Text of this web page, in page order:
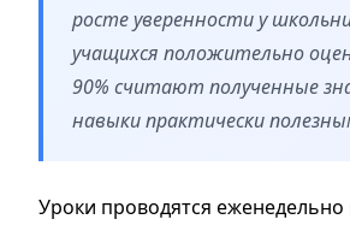
росте уверенности у
учащихся положительно
90% считают полученные
навыки практически
Уроки проводятся еженедельно